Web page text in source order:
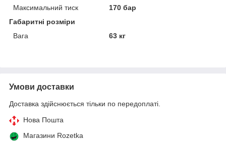
Максимальний тиск
170 бар
Габаритні розміри
Вага
63 кг
Умови доставки
Доставка здійснюється тільки по передоплаті.
Нова Пошта
Магазини Rozetka